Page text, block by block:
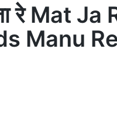
रे Mat Ja
Manu